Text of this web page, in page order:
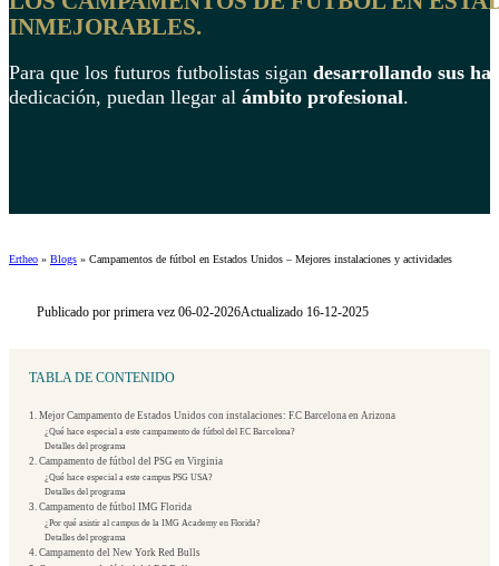
INMEJORABLES.
Para que los futuros futbolistas sigan desarrollando sus
dedicación, puedan llegar al ámbito profesional.
Ertheo » Blogs » Campamentos de fútbol en Estados Unidos – Mejores instalaciones y actividades
Publicado por primera vez 06-02-2026Actualizado 16-12-2025
TABLA DE CONTENIDO
1. Mejor Campamento de Estados Unidos con instalaciones: F.C Barcelona en Arizona
¿Qué hace especial a este campamento de fútbol del F.C Barcelona?
Detalles del programa
2. Campamento de fútbol del PSG en Virginia
¿Qué hace especial a este campus PSG USA?
Detalles del programa
3. Campamento de fútbol IMG Florida
¿Por qué asistir al campus de la IMG Academy en Florida?
Detalles del programa
4. Campamento del New York Red Bulls